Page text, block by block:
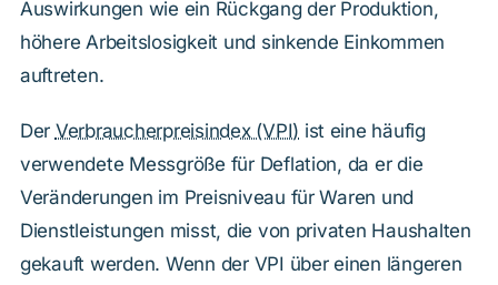
Auswirkungen wie ein Rückgang der Produktion,
höhere Arbeitslosigkeit und sinkende Einkommen
auftreten.
Der Verbraucherpreisindex (VPI) ist eine häufig
verwendete Messgröße für Deflation, da er die
Veränderungen im Preisniveau für Waren und
Dienstleistungen misst, die von privaten Haushalten
gekauft werden. Wenn der VPI über einen längeren